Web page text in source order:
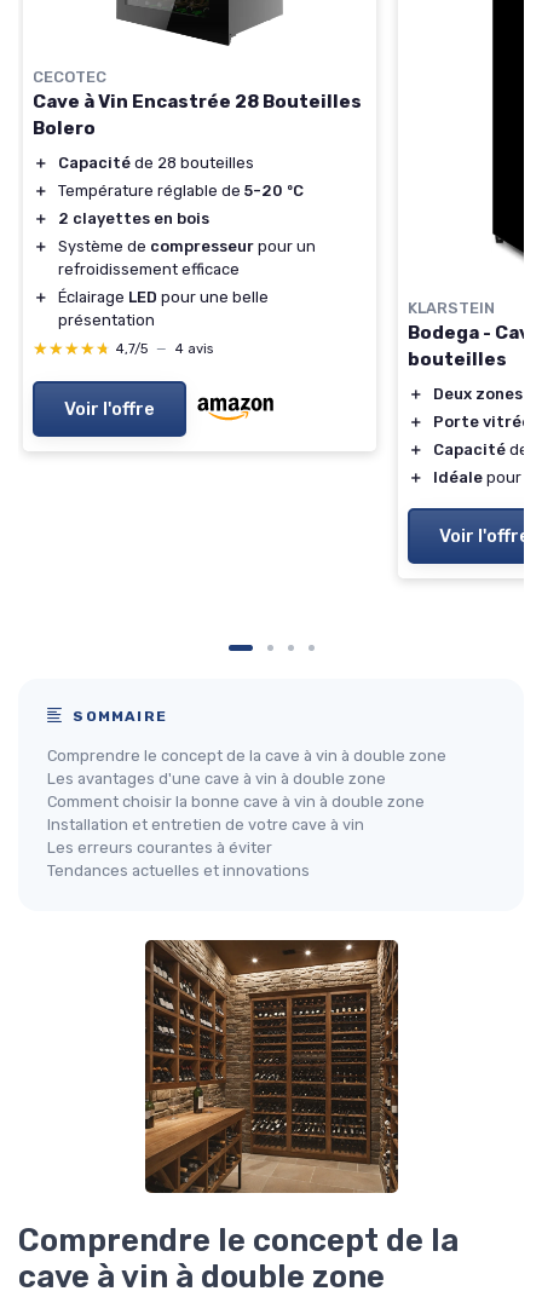
CECOTEC
Cave à Vin Encastrée 28 Bouteilles
Bolero
＋ Capacité de 28 bouteilles
＋
Température réglable de 5-20 ºC
＋
2 clayettes en bois
＋
Système de compresseur pour un
refroidissement efficace
＋
Éclairage LED pour une belle
présentation
★★★★★
★★★★★ 4,7/5 — 4 avis
Voir l'offre
KLARSTEIN
Bodega -
bouteilles
＋ Deux zones
＋
Porte vitrée
＋
Capacité de
＋
Idéale pour
Voir l'offre
SOMMAIRE
Comprendre le concept de la cave à vin à double zone
Les avantages d'une cave à vin à double zone
Comment choisir la bonne cave à vin à double zone
Installation et entretien de votre cave à vin
Les erreurs courantes à éviter
Tendances actuelles et innovations
Comprendre le concept de la
cave à vin à double zone